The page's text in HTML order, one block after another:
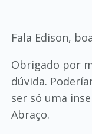
Fala Edison,
Obrigado por
dúvida.
ser só uma
Abraço.